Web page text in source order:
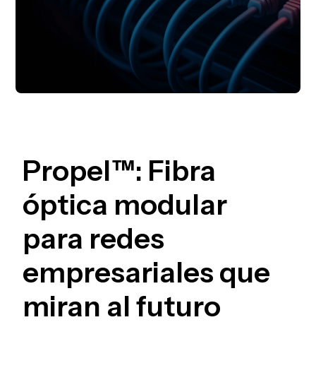
Propel™: Fibra
óptica modular
para redes
empresariales que
miran al futuro